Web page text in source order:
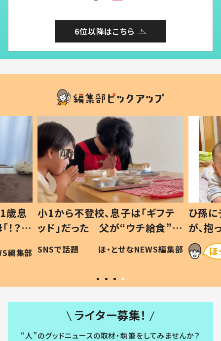
6位以降はこちら
小1から不登校、息子は「ギフテ
ッド」だった 父が“ウチ給食”を
作り続ける理由とは #令和の親
#令和の子
SNSで話題 ほ・とせなNEWS編集部
ひ孫にデレデ
が、抱っこす
「涙が出まし
い」
ライター募集！
“人”のグッドニュースの取材・執筆をしてみませんか？